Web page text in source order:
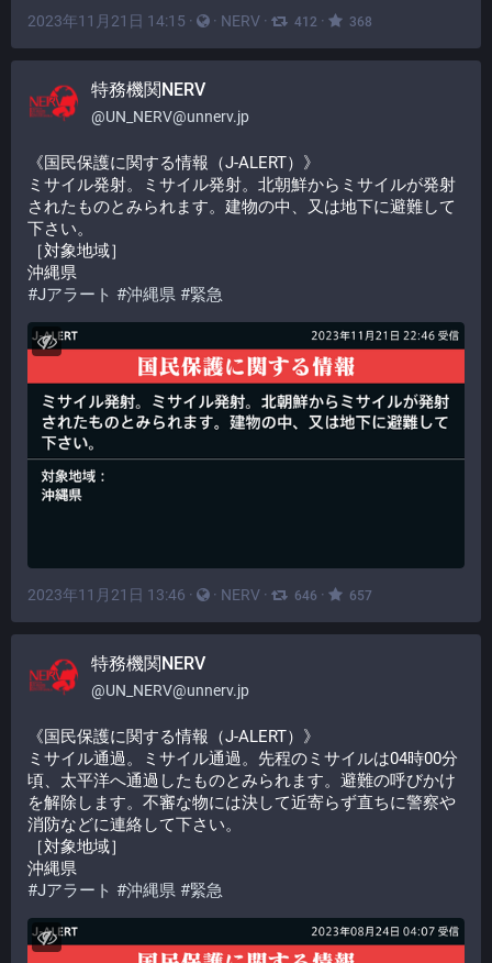
2023年11月21日 14:15 · · NERV · 412 · 368
特務機関NERV
@UN_NERV@unnerv.jp
《国民保護に関する情報（J-ALERT）》
ミサイル発射。ミサイル発射。北朝鮮からミサイルが発射
されたものとみられます。建物の中、又は地下に避難して
下さい。
［対象地域］
沖縄県
#Jアラート #沖縄県 #緊急
2023年11月21日 13:46 · · NERV · 646 · 657
特務機関NERV
@UN_NERV@unnerv.jp
《国民保護に関する情報（J-ALERT）》
ミサイル通過。ミサイル通過。先程のミサイルは04時00分
頃、太平洋へ通過したものとみられます。避難の呼びかけ
を解除します。不審な物には決して近寄らず直ちに警察や
消防などに連絡して下さい。
［対象地域］
沖縄県
#Jアラート #沖縄県 #緊急